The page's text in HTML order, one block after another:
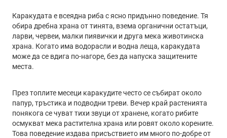
Каракудата е всеядна риба с ясно придънно поведение. Тя
обира дребна храна от тинята, взема органични остатъци,
ларви, червеи, малки пиявички и друга мека животинска
храна. Когато има водорасли и водна леща, каракудата
може да се вдига по-нагоре, без да напуска защитените
места.
През топлите месеци каракудите често се събират около
папур, тръстика и подводни треви. Вечер край растенията
понякога се чуват тихи звуци от хранене, когато рибите
осмукват мека растителна храна или ровят около корените.
Това поведение издава присъствието им много по-добре от